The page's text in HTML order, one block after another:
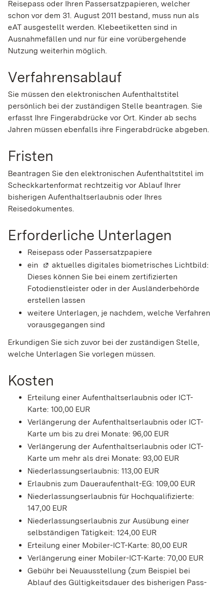
Reisepass oder Ihren Passersatzpapieren, welcher
schon vor dem 31. August 2011 bestand, muss nun als
eAT ausgestellt werden. Klebeetiketten sind in
Ausnahmefällen und nur für eine vorübergehende
Nutzung weiterhin möglich.
Verfahrensablauf
Sie müssen den elektronischen Aufenthaltstitel
persönlich bei der zuständigen Stelle beantragen. Sie
erfasst Ihre Fingerabdrücke vor Ort. Kinder ab sechs
Jahren müssen ebenfalls ihre Fingerabdrücke abgeben.
Fristen
Beantragen Sie den elektronischen Aufenthaltstitel im
Scheckkartenformat rechtzeitig vor Ablauf Ihrer
bisherigen Aufenthaltserlaubnis oder Ihres
Reisedokumentes.
Erforderliche Unterlagen
Reisepass oder Passersatzpapiere
ein
(Wird in einem neuen Fenster geöffnet)
aktuelles digitales biometrisches Lichtbild:
Dieses können Sie bei einem zertifizierten
Fotodienstleister oder in der Ausländerbehörde
erstellen lassen
weitere Unterlagen, je nachdem, welche Verfahren
vorausgegangen sind
Erkundigen Sie sich zuvor bei der zuständigen Stelle,
welche Unterlagen Sie vorlegen müssen.
Kosten
Erteilung einer Aufenthaltserlaubnis oder ICT-
Karte: 100,00 EUR
Verlängerung der Aufenthaltserlaubnis oder ICT-
Karte um bis zu drei Monate: 96,00 EUR
Verlängerung der Aufenthaltserlaubnis oder ICT-
Karte um mehr als drei Monate: 93,00 EUR
Niederlassungserlaubnis: 113,00 EUR
Erlaubnis zum Daueraufenthalt-EG: 109,00 EUR
Niederlassungserlaubnis für Hochqualifizierte:
147,00 EUR
Niederlassungserlaubnis zur Ausübung einer
selbständigen Tätigkeit: 124,00 EUR
Erteilung einer Mobiler-ICT-Karte: 80,00 EUR
Verlängerung einer Mobiler-ICT-Karte: 70,00 EUR
Gebühr bei Neuausstellung (zum Beispiel bei
Ablauf des Gültigkeitsdauer des bisherigen Pass-